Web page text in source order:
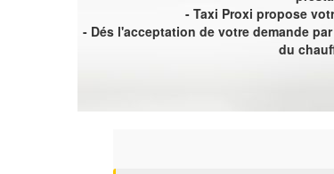
- Taxi Proxi propose
- Dés l'acceptation de votre demande
du